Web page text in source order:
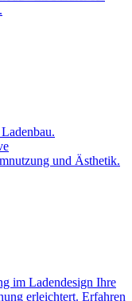
für Ihren
und Ästhetik.